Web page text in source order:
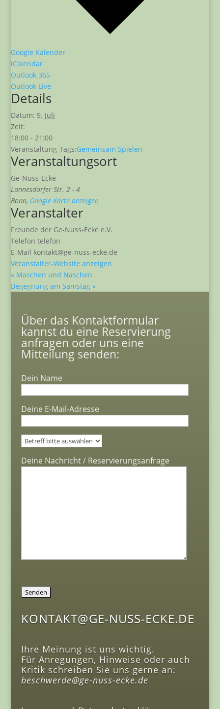
Google Kalender
iCalendar
Outlook 365
Outlook Live
Details
Datum: 9. Juli
Zeit:
18:00 - 21:00
Veranstaltung-Tags:Gemeinsam Spielen
Veranstaltungsort
Ge-Nuss-Ecke
Lannesdorfer Str. 2 - 4
Bonn, Google Karte anzeigen
Veranstalter
Freunde der Ge-Nuss-Ecke e.V.
Telefontelefon
E-Mail kontakt@ge-nuss-ecke.de
Veranstalter-Website anzeigen
« Maschen und Naschen
Begegnung am Samstag»
Über das Kontaktformular
kannst du eine Reservierung
anfragen oder uns eine
Mitteilung senden:
Dein Name
Deine E-Mail-Adresse
Deine Nachricht / Reservierungsanfrage
KONTAKT@GE-NUSS-ECKE.DE
Ihre Meinung ist uns wichtig.
Für Anregungen, Hinweise oder auch
Kritik schreiben Sie uns gerne an:
beschwerde@ge-nuss-ecke.de